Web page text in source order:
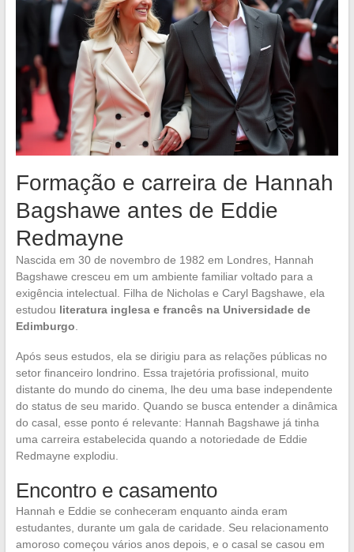
Formação e carreira de Hannah
Bagshawe antes de Eddie
Redmayne
Nascida em 30 de novembro de 1982 em Londres, Hannah
Bagshawe cresceu em um ambiente familiar voltado para a
exigência intelectual. Filha de Nicholas e Caryl Bagshawe, ela
estudou literatura inglesa e francês na Universidade de
Edimburgo.
Após seus estudos, ela se dirigiu para as relações públicas no
setor financeiro londrino. Essa trajetória profissional, muito
distante do mundo do cinema, lhe deu uma base independente
do status de seu marido. Quando se busca entender a dinâmica
do casal, esse ponto é relevante: Hannah Bagshawe já tinha
uma carreira estabelecida quando a notoriedade de Eddie
Redmayne explodiu.
Encontro e casamento
Hannah e Eddie se conheceram enquanto ainda eram
estudantes, durante um gala de caridade. Seu relacionamento
amoroso começou vários anos depois, e o casal se casou em